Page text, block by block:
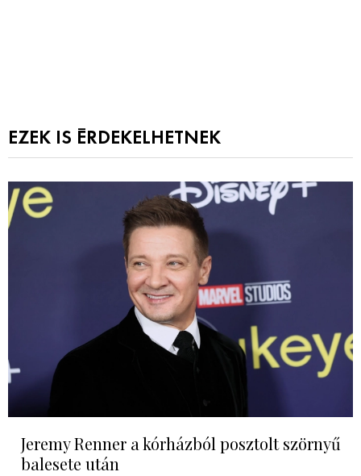
EZEK IS ÉRDEKELHETNEK
Jeremy Renner a kórházból posztolt szörnyű
balesete után